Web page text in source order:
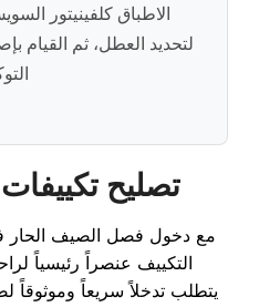
الاطباق كلفينيتور
لتحديد العطل، ثم القيام
تصليح
مع دخول فصل الصيف الحار
التكييف عنصراً رئيسياً
يتطلب تدخلاً سريعاً وموثوقاً